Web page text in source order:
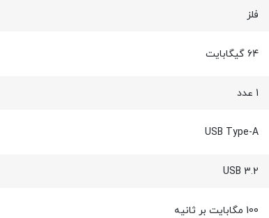
فلز
64 گیگابایت
1 عدد
USB Type-A
USB 3.2
100 مگابایت بر ثانیه